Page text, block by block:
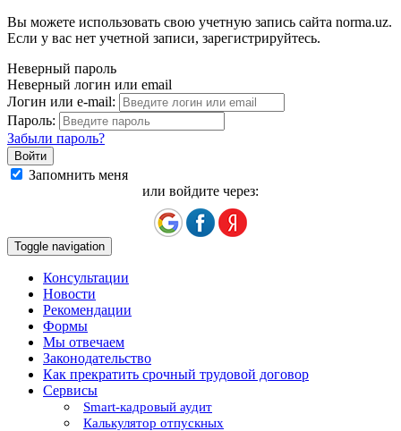
Вы можете использовать свою учетную запись сайта norma.uz.
Если у вас нет учетной записи, зарегистрируйтесь.
Неверный пароль
Неверный логин или email
Логин или e-mail:
Пароль:
Забыли пароль?
Запомнить меня
или войдите через:
Toggle navigation
Консультации
Новости
Рекомендации
Формы
Мы отвечаем
Законодательство
Как прекратить срочный трудовой договор
Сервисы
Smart-кадровый аудит
Калькулятор отпускных